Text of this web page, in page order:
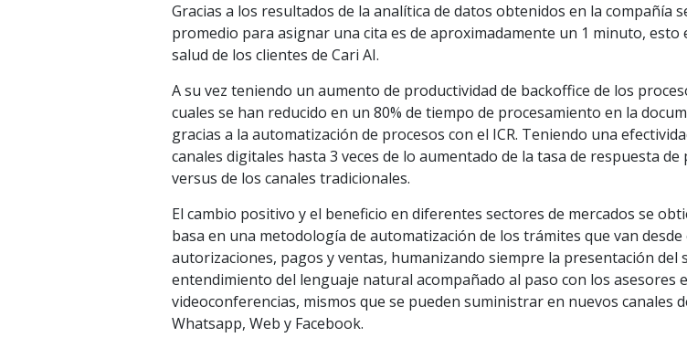
Gracias a los resultados de la analítica de datos obtenidos en la compañía
promedio para asignar una cita es de aproximadamente un 1 minuto, esto
salud de los clientes de Cari AI.
A su vez teniendo un aumento de productividad de backoffice de los
cuales se han reducido en un 80% de tiempo de procesamiento en la
gracias a la automatización de procesos con el ICR. Teniendo una
canales digitales hasta 3 veces de lo aumentado de la tasa de respuesta
versus de los canales tradicionales.
El cambio positivo y el beneficio en diferentes sectores de mercados se
basa en una metodología de automatización de los trámites que van desde
autorizaciones, pagos y ventas, humanizando siempre la presentación del
entendimiento del lenguaje natural acompañado al paso con los asesores
videoconferencias, mismos que se pueden suministrar en nuevos canales
Whatsapp, Web y Facebook.